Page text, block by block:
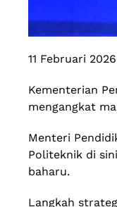
11 Februari
Kementerian
mengangkat
​Menteri
Politeknik di
baharu.
​Langkah